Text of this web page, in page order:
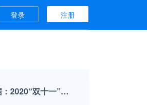
登录 注册
新华网思客X个推大数据：2020“双十一”洞察报告